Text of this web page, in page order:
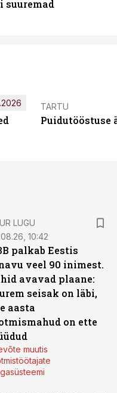
suuremad
TARTU
Puidutööstuse
LUGU
10:42
palkab Eestis
veel 90 inimest.
avavad plaane:
seisak on läbi,
aasta
on ette
muutis